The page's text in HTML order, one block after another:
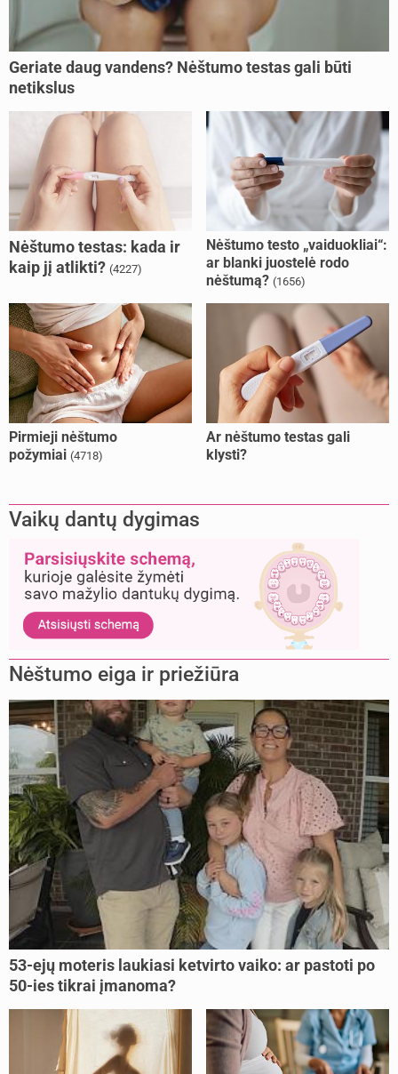
Geriate daug vandens? Nėštumo testas gali būti
netikslus
Nėštumo testas: kada ir
kaip jį atlikti? (4227)
Nėštumo testo „vaiduokliai“:
ar blanki juostelė rodo
nėštumą? (1656)
Pirmieji nėštumo
požymiai (4718)
Ar nėštumo testas gali
klysti?
Vaikų dantų dygimas
Nėštumo eiga ir priežiūra
53-ejų moteris laukiasi ketvirto vaiko: ar pastoti po
50-ies tikrai įmanoma?